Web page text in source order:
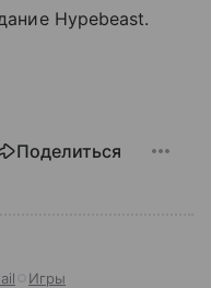
Hypebeast.
Поделиться
Игры